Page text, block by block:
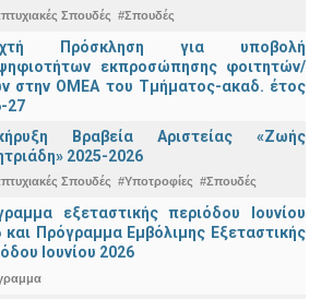
Σπουδές #Σπουδές
Πρόσκληση για υποβολή
εκπροσώπησης φοιτητών/
στην ΟΜΕΑ του Τμήματος-ακαδ. έτος
27
Βραβεία Αριστείας «Ζωής
2025-2026
Σπουδές #Υποτροφίες #Σπουδές
εξεταστικής περιόδου Ιουνίου
και Πρόγραμμα Εμβόλιμης Εξεταστικής
Ιουνίου 2026